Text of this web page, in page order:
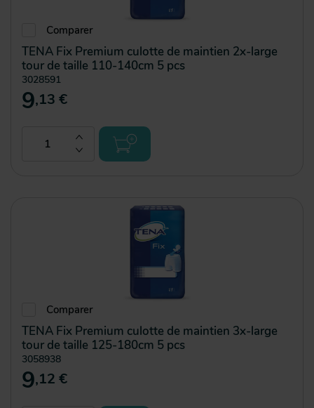
Comparer
TENA Fix Premium culotte de maintien 2x-large
tour de taille 110-140cm 5 pcs
3028591
9,13 €
Comparer
TENA Fix Premium culotte de maintien 3x-large
tour de taille 125-180cm 5 pcs
3058938
9,12 €